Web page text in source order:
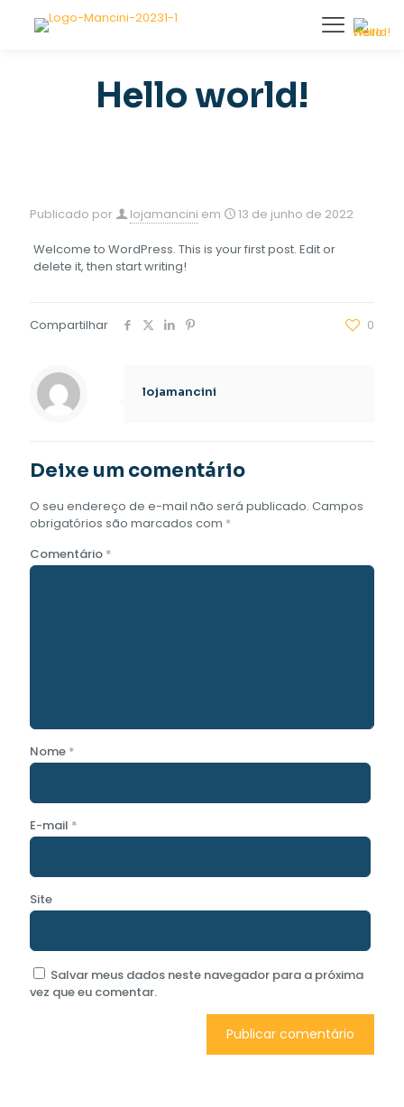
Hello world!
Publicado por lojamancini em 13 de junho de 2022
Welcome to WordPress. This is your first post. Edit or
delete it, then start writing!
Compartilhar 0
lojamancini
Deixe um comentário
O seu endereço de e-mail não será publicado. Campos
obrigatórios são marcados com *
Comentário *
Nome *
E-mail *
Site
Salvar meus dados neste navegador para a próxima
vez que eu comentar.